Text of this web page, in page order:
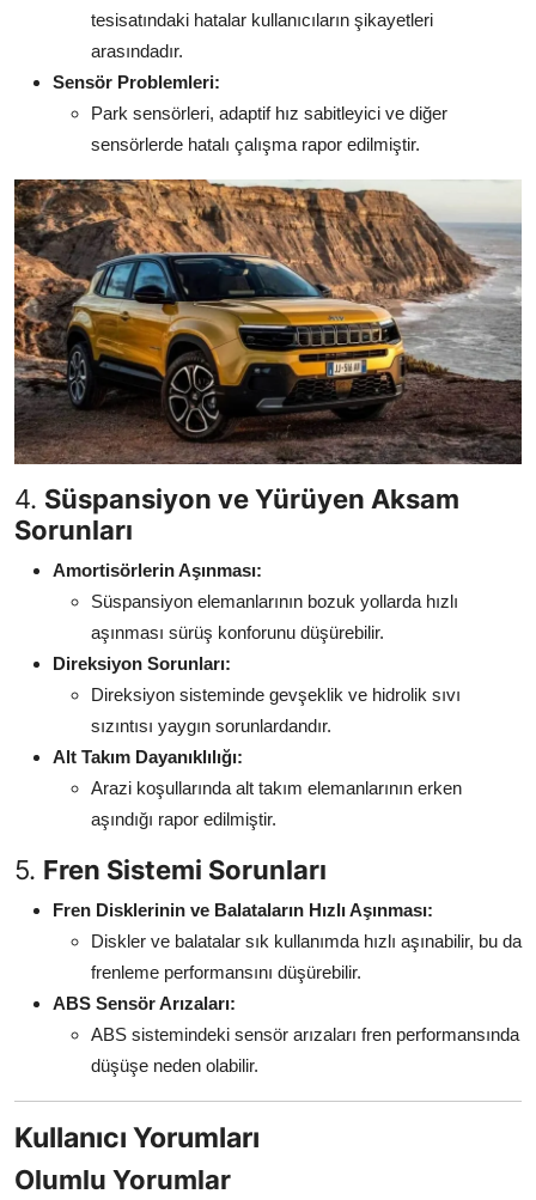
tesisatındaki hatalar kullanıcıların şikayetleri
arasındadır.
Sensör Problemleri:
Park sensörleri, adaptif hız sabitleyici ve diğer
sensörlerde hatalı çalışma rapor edilmiştir.
4. Süspansiyon ve Yürüyen Aksam
Sorunları
Amortisörlerin Aşınması:
Süspansiyon elemanlarının bozuk yollarda hızlı
aşınması sürüş konforunu düşürebilir.
Direksiyon Sorunları:
Direksiyon sisteminde gevşeklik ve hidrolik sıvı
sızıntısı yaygın sorunlardandır.
Alt Takım Dayanıklılığı:
Arazi koşullarında alt takım elemanlarının erken
aşındığı rapor edilmiştir.
5. Fren Sistemi Sorunları
Fren Disklerinin ve Balataların Hızlı Aşınması:
Diskler ve balatalar sık kullanımda hızlı aşınabilir, bu da
frenleme performansını düşürebilir.
ABS Sensör Arızaları:
ABS sistemindeki sensör arızaları fren performansında
düşüşe neden olabilir.
Kullanıcı Yorumları
Olumlu Yorumlar